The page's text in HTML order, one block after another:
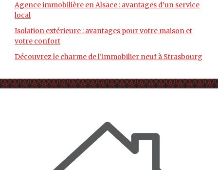
Agence immobilière en Alsace : avantages d’un service
local
Isolation extérieure : avantages pour votre maison et
votre confort
Découvrez le charme de l’immobilier neuf à Strasbourg